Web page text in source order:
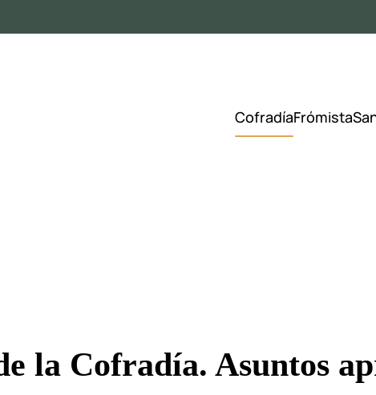
CofradíaFrómista
la Cofradía. Asuntos